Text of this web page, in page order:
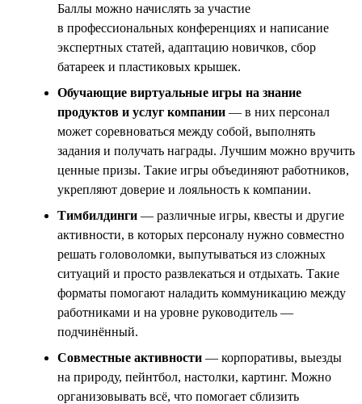
Баллы можно начислять за участие
в профессиональных конференциях и написание
экспертных статей, адаптацию новичков, сбор
батареек и пластиковых крышек.
Обучающие виртуальные игры на знание
продуктов и услуг компании — в них персонал
может соревноваться между собой, выполнять
задания и получать награды. Лучшим можно вручить
ценные призы. Такие игры объединяют работников,
укрепляют доверие и лояльность к компании.
Тимбилдинги — различные игры, квесты и другие
активности, в которых персоналу нужно совместно
решать головоломки, выпутываться из сложных
ситуаций и просто развлекаться и отдыхать. Такие
форматы помогают наладить коммуникацию между
работниками и на уровне руководитель —
подчинённый.
Совместные активности — корпоративы, выезды
на природу, пейнтбол, настолки, картинг. Можно
организовывать всё, что помогает сблизить